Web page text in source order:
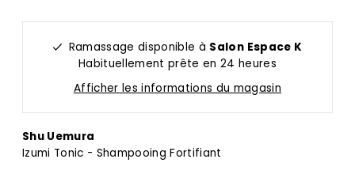
Ramassage disponible à Salon Espace K
Habituellement prête en 24 heures
Afficher les informations du magasin
Shu Uemura
Izumi Tonic - Shampooing Fortifiant